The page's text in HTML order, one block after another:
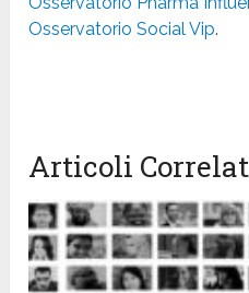
Osservatorio Social Vip.
Articoli